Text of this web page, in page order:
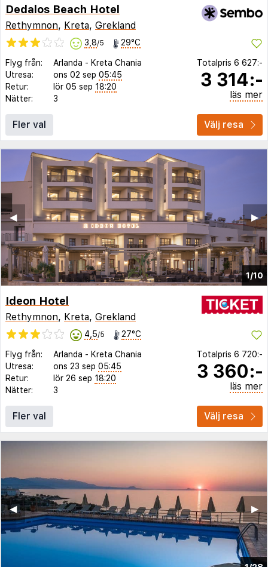
Dedalos Beach Hotel
Rethymnon, Kreta, Grekland
3,8/5 29°C
Flyg från: Arlanda - Kreta Chania
Utresa:
ons 02 sep 05:45
Retur:
lör 05 sep 18:20
Nätter:
3
Totalpris 6 627:-
3 314:-
läs mer
Fler val Välj resa
1/10
▶︎
◀︎
Ideon Hotel
Rethymnon, Kreta, Grekland
4,5/5 27°C
Flyg från: Arlanda - Kreta Chania
Utresa:
ons 23 sep 05:45
Retur:
lör 26 sep 18:20
Nätter:
3
Totalpris 6 720:-
3 360:-
läs mer
Fler val Välj resa
▶︎
◀︎